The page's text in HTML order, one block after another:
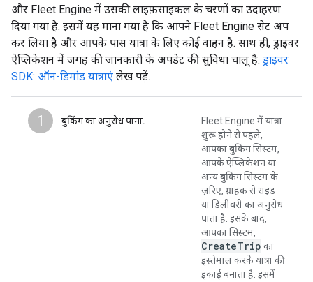
और Fleet Engine में उसकी लाइफ़साइकल के चरणों का उदाहरण
दिया गया है. इसमें यह माना गया है कि आपने Fleet Engine सेट अप
कर लिया है और आपके पास यात्रा के लिए कोई वाहन है. साथ ही, ड्राइवर
ऐप्लिकेशन में जगह की जानकारी के अपडेट की सुविधा चालू है. ड्राइवर
SDK: ऑन-डिमांड यात्राएं लेख पढ़ें.
1 बुकिंग का अनुरोध पाना.
Fleet Engine में यात्रा
शुरू होने से पहले,
आपका बुकिंग सिस्टम,
आपके ऐप्लिकेशन या
अन्य बुकिंग सिस्टम के
ज़रिए, ग्राहक से राइड
या डिलीवरी का अनुरोध
पाता है. इसके बाद,
आपका सिस्टम,
CreateTrip का
इस्तेमाल करके यात्रा की
इकाई बनाता है. इसमें